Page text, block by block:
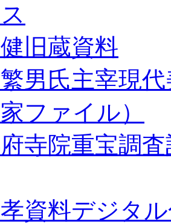
旧蔵資料
男氏主宰現
家ファイル）
寺院重宝調
資料デジタ